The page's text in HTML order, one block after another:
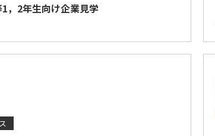
1，2年生向け企業見学